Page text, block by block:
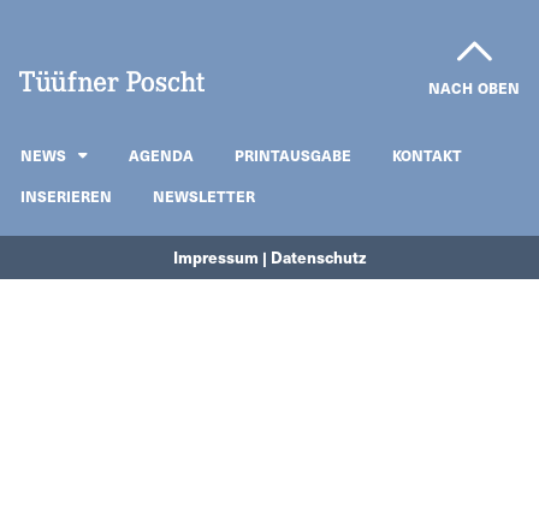
NACH OBEN
NEWS AGENDA PRINTAUSGABE
KONTAKT
INSERIEREN
NEWSLETTER
Impressum | Datenschutz